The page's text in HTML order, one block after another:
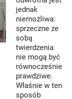
jednak
niemożliwa:
sprzeczne ze
sobą
twierdzenia
nie mogą być
równocześnie
prawdziwe.
Właśnie w ten
sposób